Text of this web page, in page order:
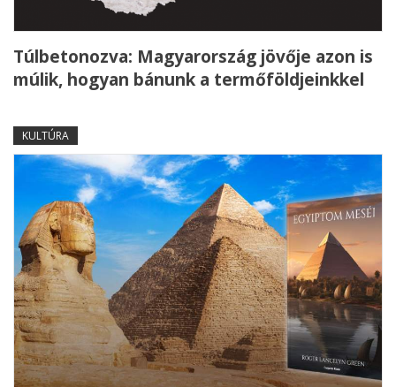
Túlbetonozva: Magyarország jövője azon is
múlik, hogyan bánunk a termőföldjeinkkel
KULTÚRA